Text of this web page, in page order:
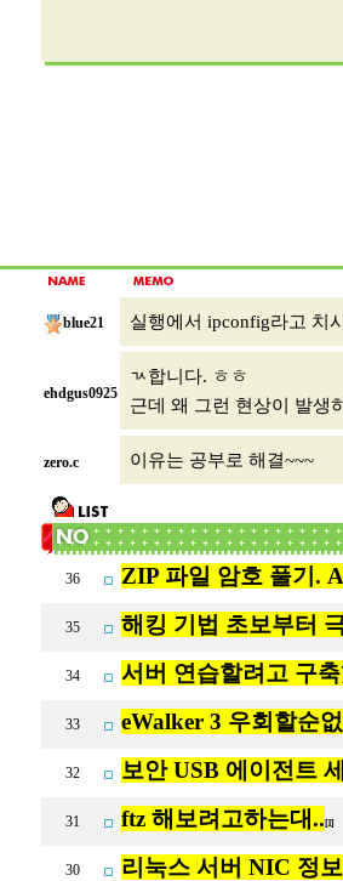
blue21 실행에서 ipconfig라고 치
ehdgus0925
ㄳ합니다. ㅎㅎ
근데 왜 그런 현상이 발생
zero.c 이유는 공부로 해결~~~
36 ZIP 파일 암호 풀기.
35 해킹 기법 초보부터
34 서버 연습할려고 구
33 eWalker 3 우회할순
32 보안 USB 에이전트
31 ftz 해보려고하는대.. [1]
30 리눅스 서버 NIC 정